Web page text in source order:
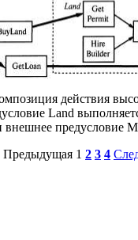
действия
Land
внешнее предусловие
Предыдущая 1 2 3 4